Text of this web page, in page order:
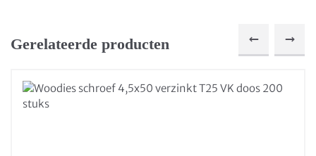
Gerelateerde producten